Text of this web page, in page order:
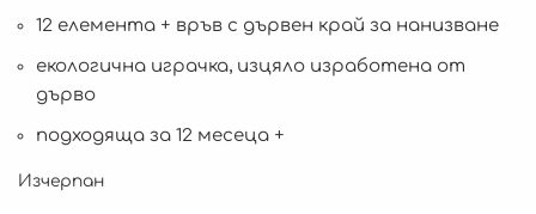
12 елемента + връв с дървен край за нанизване
екологична играчка, изцяло изработена от
дърво
подходяща за 12 месеца +
Изчерпан